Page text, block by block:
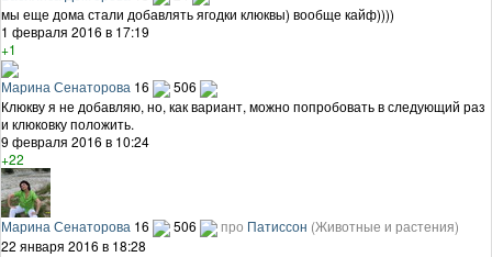
мы еще дома стали добавлять ягодки клюквы) вообще кайф))))
1 февраля 2016 в 17:19
+1
Марина Сенаторова 16
506
Клюкву я не добавляю, но, как вариант, можно попробовать в следующий раз
и клюковку положить.
9 февраля 2016 в 10:24
+22
Марина Сенаторова 16 506 про Патиссон (Животные и растения)
22 января 2016 в 18:28